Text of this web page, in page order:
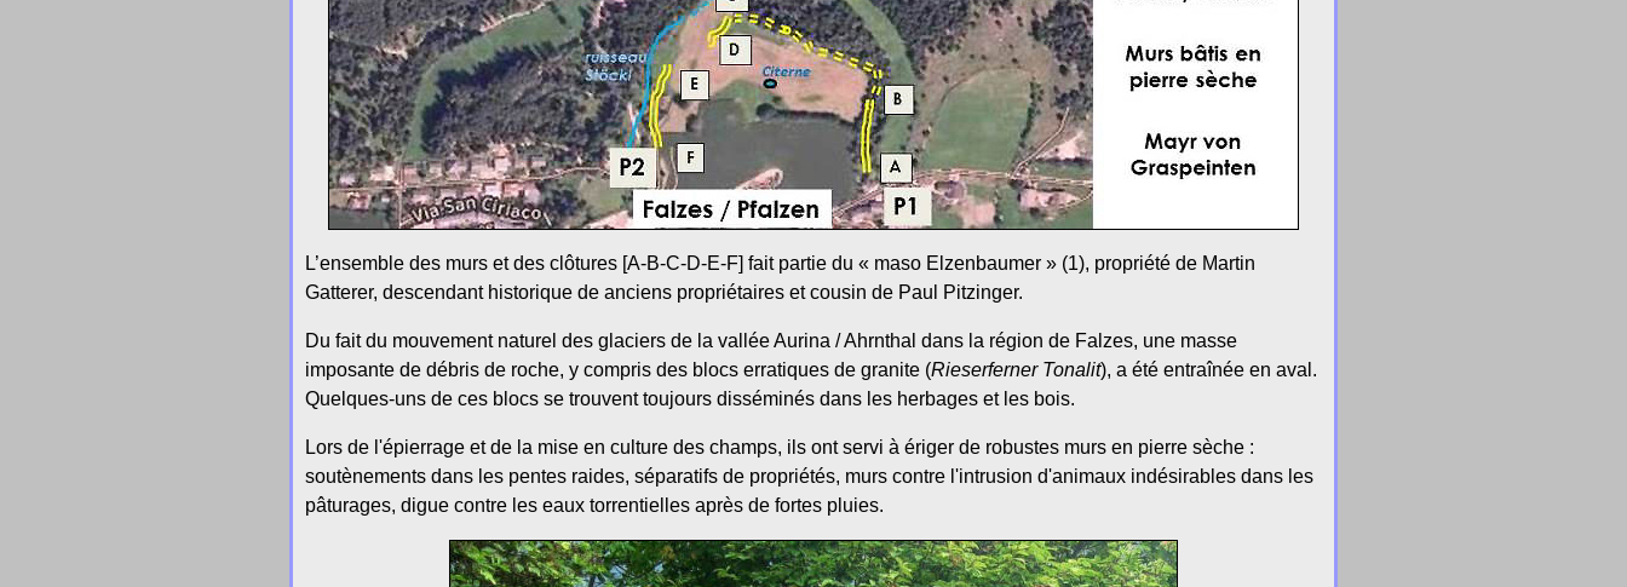
L’ensemble des murs et des clôtures [A-B-C-D-E-F] fait partie du « maso Elzenbaumer » (1), propriété de Martin
Gatterer, descendant historique de anciens propriétaires et cousin de Paul Pitzinger.
Du fait du mouvement naturel des glaciers de la vallée Aurina / Ahrnthal dans la région de Falzes, une masse
imposante de débris de roche, y compris des blocs erratiques de granite (Rieserferner Tonalit), a été entraînée en aval.
Quelques-uns de ces blocs se trouvent toujours disséminés dans les herbages et les bois.
Lors de l'épierrage et de la mise en culture des champs, ils ont servi à ériger de robustes murs en pierre sèche :
soutènements dans les pentes raides, séparatifs de propriétés, murs contre l'intrusion d'animaux indésirables dans les
pâturages, digue contre les eaux torrentielles après de fortes pluies.